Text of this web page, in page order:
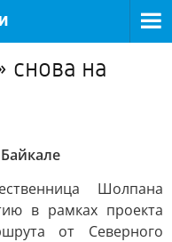
снова на
Шолпана
в рамках проекта
от Северного